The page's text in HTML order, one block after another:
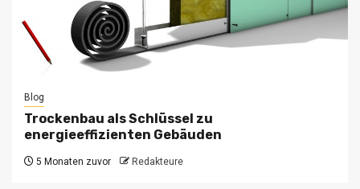
Blog
Trockenbau als Schlüssel zu
energieeffizienten Gebäuden
5 Monaten zuvor Redakteure